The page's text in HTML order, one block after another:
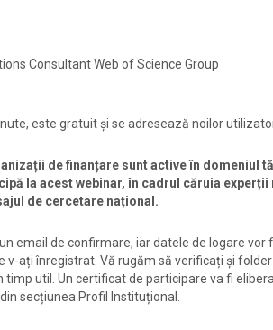
Consultant Web of Science Group
este gratuit și se adresează noilor
de finanțare sunt active în domeniul
la acest webinar, în cadrul căruia
de cercetare național.
email de confirmare, iar datele de logare
v-ați înregistrat. Vă rugăm să verificați și
timp util. Un certificat de participare va fi
din secțiunea Profil Instituțional.